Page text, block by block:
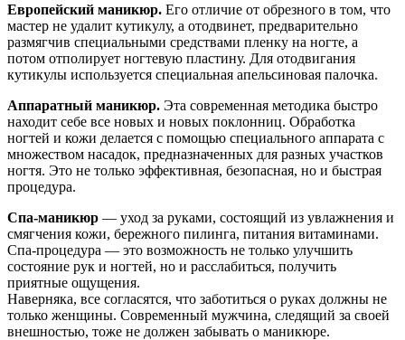
Европейский маникюр. Его отличие от обрезного в том, что
мастер не удалит кутикулу, а отодвинет, предварительно
размягчив специальными средствами пленку на ногте, а
потом отполирует ногтевую пластину. Для отодвигания
кутикулы используется специальная апельсиновая палочка.
Аппаратный маникюр. Эта современная методика быстро
находит себе все новых и новых поклонниц. Обработка
ногтей и кожи делается с помощью специального аппарата с
множеством насадок, предназначенных для разных участков
ногтя. Это не только эффективная, безопасная, но и быстрая
процедура.
Спа-маникюр — уход за руками, состоящий из увлажнения и
смягчения кожи, бережного пилинга, питания витаминами.
Спа-процедура — это возможность не только улучшить
состояние рук и ногтей, но и расслабиться, получить
приятные ощущения.
Наверняка, все согласятся, что заботиться о руках должны не
только женщины. Современный мужчина, следящий за своей
внешностью, тоже не должен забывать о маникюре.